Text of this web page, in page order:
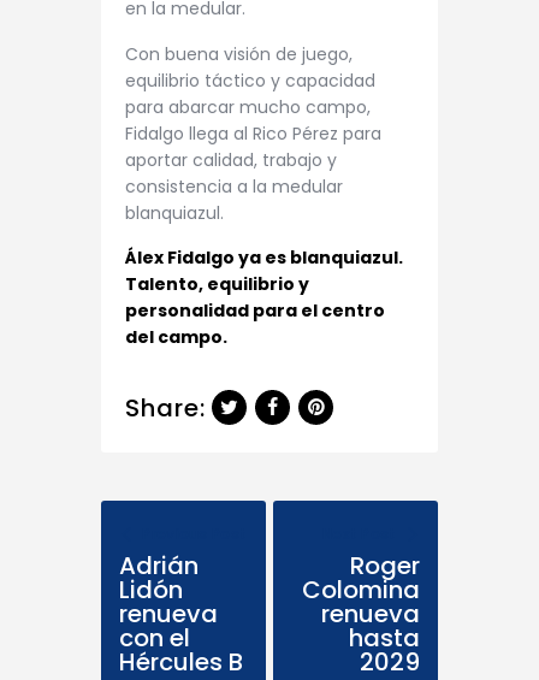
en la medular.
Con buena visión de juego,
equilibrio táctico y capacidad
para abarcar mucho campo,
Fidalgo llega al Rico Pérez para
aportar calidad, trabajo y
consistencia a la medular
blanquiazul.
Álex Fidalgo ya es blanquiazul.
Talento, equilibrio y
personalidad para el centro
del campo.
Share:
Adrián
Lidón
renueva
con el
Hércules B
Roger
Colomina
renueva
hasta
2029